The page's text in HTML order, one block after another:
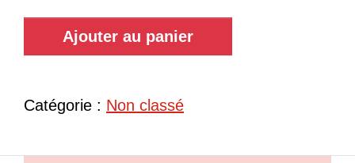
Ajouter au panier
Catégorie : Non classé